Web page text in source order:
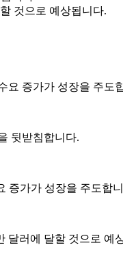
것으로 예상됩니다.
요 증가가 성장을 주도
뒷받침합니다.
증가가 성장을 주도합
달러에 달할 것으로 예